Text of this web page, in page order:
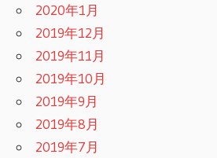
2020年1月
2019年12月
2019年11月
2019年10月
2019年9月
2019年8月
2019年7月